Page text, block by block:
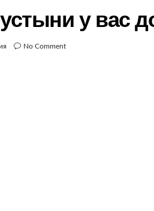
у вас
No Comment